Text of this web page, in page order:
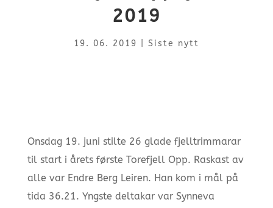
2019
19. 06. 2019 Siste nytt
Onsdag 19. juni stilte 26 glade fjelltrimmarar
til start i årets første Torefjell Opp. Raskast av
alle var Endre Berg Leiren. Han kom i mål på
tida 36.21. Yngste deltakar var Synneva